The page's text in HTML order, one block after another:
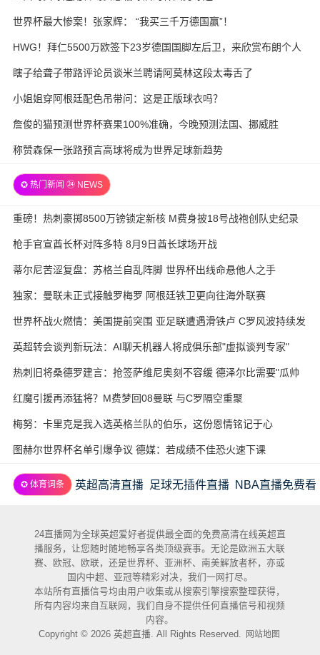
世界杯最大惨案！张家辉： “我买三千万德国赢”！
HWG！拜仁5500万欧签下23岁德国国脚左后卫，来欣赏布朗个人
集锦
瞎子给聋子带路评论员谈米兰聘请阿莫林这段太毒舌了
小姐姐穿阿根廷配色吊带问：这是正版球衣吗？
詹俊的猫预测世界杯赛果100%准确，今晚预测法国、挪威胜
称赞森保一张路预言高球将成为世界足球新趋势
✪ 热门新闻 ㉔ NEWS
重磅！热刺豪掷8500万镑锁定新核 M费身披18号战袍创队史纪录
枪手官宣酋长杯对阵多特 8月9日酋长球场开战
蒂尔尼苦涩复盘：苏格兰自乱阵脚 世界杯出线命悬他人之手
独家：曼联未正式接触罗梅罗 阿根廷铁卫更向往海外联赛
世界杯战火燃情：美国提前突围 亚足联遭遇滑铁卢 C罗风波持续发
酵
英超转会谈判新玩法：AI聊天机器人将成俱乐部"虚拟谈判专家"
热刺旧将桑德罗建言：抢签萨维尼奥刻不容缓 德泽尔比需要"瓜帅
式"耐心
红魔引援再添猛将？M费梦回08曼联 与C罗隔空重聚
梅努：卡里克是我入选英格兰队的伯乐，这份恩情铭记于心
图赫尔世界杯名单引爆争议 德媒：若成绩不佳恐火速下课
✪ 体育词条 英超高清直播 足球无插件直播 NBA直播免费看
24直播网为全球英超爱好者提供最全面的免费高清在线英超直
播服务，让您随时随地畅享各类顶级赛事。无论是欧洲五大联
赛、欧冠、欧联，还是世界杯、亚洲杯、南美解放者杯，亦或
国内中超、亚冠等精彩对决，我们一网打尽。
本站所有直播信号均由用户收集或从搜索引擎搜索整理获得，
所有内容均来自互联网，我们自身不提供任何直播信号和视频
内容。
Copyright © 2026 英超直播. All Rights Reserved.
网站地图